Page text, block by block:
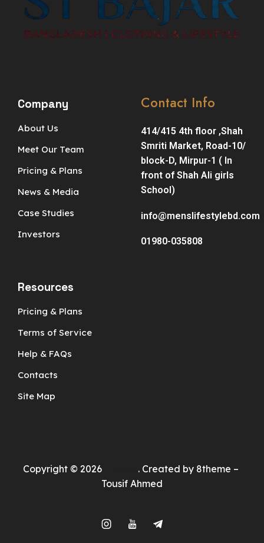
Company
About Us
Meet Our Team
Pricing & Plans
News & Media
Case Studies
Investors
Contact Info
414/415 4th floor ,Shah
Smriti Market, Road-10/
block-D, Mirpur-1 ( In
front of Shah Ali girls
School)
info@menslifestylebd.com
01980-035808
Resources
Pricing & Plans
Terms of Service
Help & FAQs
Contacts
Site Map
Copyright © 2026
. Created by 8theme –
Tousif Ahmed